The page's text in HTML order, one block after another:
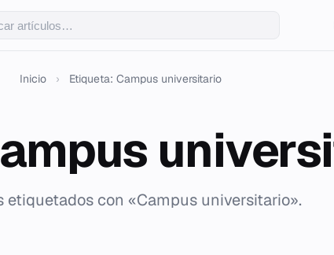
Inicio › Etiqueta: Campus universitario
etiquetados con «Campus universitario».